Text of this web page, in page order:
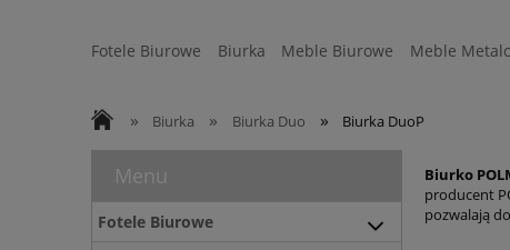
Fotele Biurowe Biurka Meble Biurowe Meble
» Biurka » Biurka Duo » Biurka DuoP
Menu
Fotele Biurowe
Biurko
producent
pozwalają